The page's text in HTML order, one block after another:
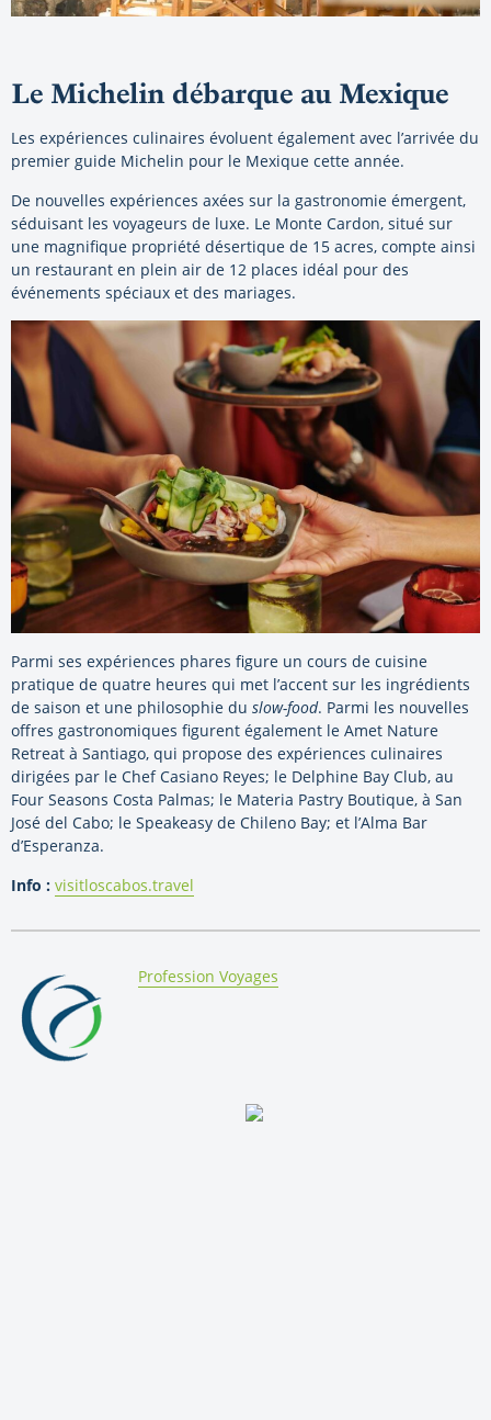
Le Michelin débarque au Mexique
Les expériences culinaires évoluent également avec l’arrivée du
premier guide Michelin pour le Mexique cette année.
De nouvelles expériences axées sur la gastronomie émergent,
séduisant les voyageurs de luxe. Le Monte Cardon, situé sur
une magnifique propriété désertique de 15 acres, compte ainsi
un restaurant en plein air de 12 places idéal pour des
événements spéciaux et des mariages.
Parmi ses expériences phares figure un cours de cuisine
pratique de quatre heures qui met l’accent sur les ingrédients
de saison et une philosophie du slow-food. Parmi les nouvelles
offres gastronomiques figurent également le Amet Nature
Retreat à Santiago, qui propose des expériences culinaires
dirigées par le Chef Casiano Reyes; le Delphine Bay Club, au
Four Seasons Costa Palmas; le Materia Pastry Boutique, à San
José del Cabo; le Speakeasy de Chileno Bay; et l’Alma Bar
d’Esperanza.
Info : visitloscabos.travel
By:
Profession Voyages